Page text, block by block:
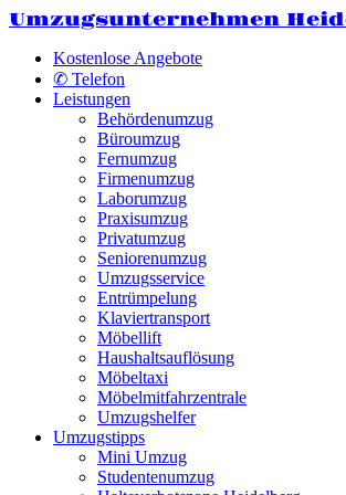
Umzugsunternehmen
Kostenlose Angebote
✆ Telefon
Leistungen
Behördenumzug
Büroumzug
Fernumzug
Firmenumzug
Laborumzug
Praxisumzug
Privatumzug
Seniorenumzug
Umzugsservice
Entrümpelung
Klaviertransport
Möbellift
Haushaltsauflösung
Möbeltaxi
Möbelmitfahrzentrale
Umzugshelfer
Umzugstipps
Mini Umzug
Studentenumzug